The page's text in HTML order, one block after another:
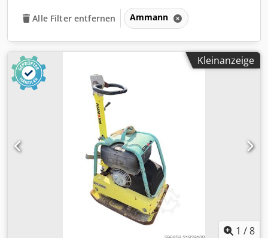
Alle Filter entfernen Ammann
Kleinanzeige
1 /8